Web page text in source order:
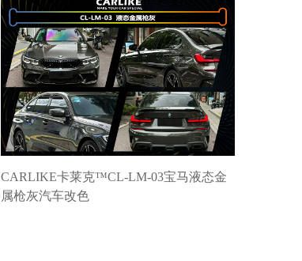
CARLIKE卡莱克™CL-LM-03宝马液态金
属枪灰汽车改色